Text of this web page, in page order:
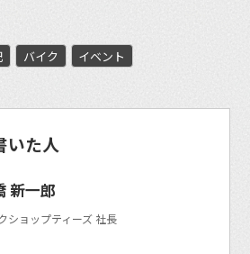
バイク イベント
いた人
新一郎
ショップティーズ 社長